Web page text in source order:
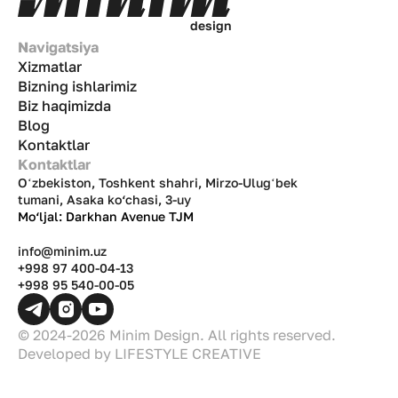
design
Navigatsiya
Xizmatlar
Bizning ishlarimiz
Biz haqimizda
Blog
Kontaktlar
Kontaktlar
Oʻzbekiston, Toshkent shahri, Mirzo-Ulugʻbek
tumani, Asaka ko‘chasi, 3-uy
Mo‘ljal: Darkhan Avenue TJM
info@minim.uz
+998 97 400-04-13
+998 95 540-00-05
© 2024-2026 Minim Design. All rights reserved.
Developed by LIFESTYLE CREATIVE